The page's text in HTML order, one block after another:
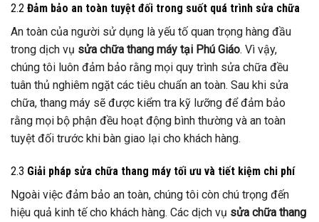
2.2 Đảm bảo an toàn tuyệt đối trong suốt quá trình sửa chữa
An toàn của người sử dụng là yếu tố quan trọng hàng đầu
trong dịch vụ sửa chữa thang máy tại Phú Giáo. Vì vậy,
chúng tôi luôn đảm bảo rằng mọi quy trình sửa chữa đều
tuân thủ nghiêm ngặt các tiêu chuẩn an toàn. Sau khi sửa
chữa, thang máy sẽ được kiểm tra kỹ lưỡng để đảm bảo
rằng mọi bộ phận đều hoạt động bình thường và an toàn
tuyệt đối trước khi bàn giao lại cho khách hàng.
2.3 Giải pháp sửa chữa thang máy tối ưu và tiết kiệm chi phí
Ngoài việc đảm bảo an toàn, chúng tôi còn chú trọng đến
hiệu quả kinh tế cho khách hàng. Các dịch vụ sửa chữa thang